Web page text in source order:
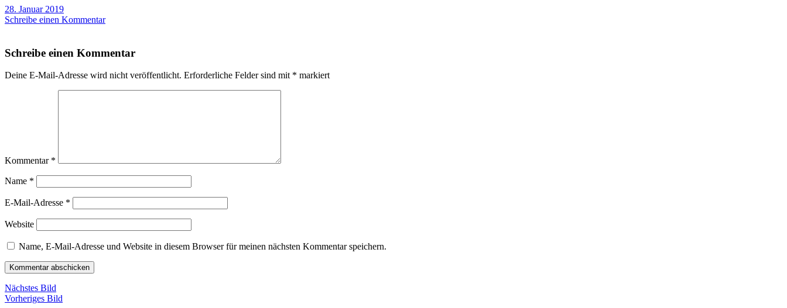
28. Januar 2019
Schreibe einen Kommentar
Schreibe einen Kommentar
Deine E-Mail-Adresse wird nicht veröffentlicht. Erforderliche Felder sind mit * markiert
Kommentar *
Name *
E-Mail-Adresse *
Website
Name, E-Mail-Adresse und Website in diesem Browser für meinen nächsten Kommentar speichern.
Nächstes Bild
Vorheriges Bild